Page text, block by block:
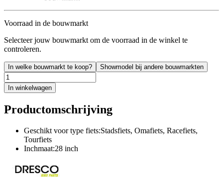
Voorraad in de bouwmarkt
Selecteer jouw bouwmarkt om de voorraad in de winkel te
controleren.
In welke bouwmarkt te koop? Showmodel bij andere bouwmarkten
In winkelwagen
Productomschrijving
Geschikt voor type fiets:Stadsfiets, Omafiets, Racefiets,
Tourfiets
Inchmaat:28 inch